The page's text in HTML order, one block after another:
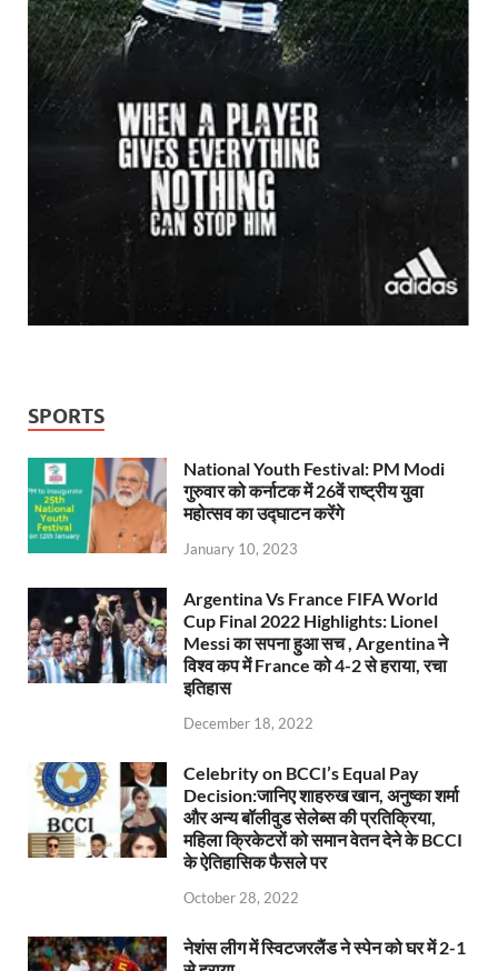
SPORTS
National Youth Festival: PM Modi
गुरुवार को कर्नाटक में 26वें राष्ट्रीय युवा
महोत्सव का उद्घाटन करेंगे
January 10, 2023
Argentina Vs France FIFA World
Cup Final 2022 Highlights: Lionel
Messi का सपना हुआ सच , Argentina ने
विश्व कप में France को 4-2 से हराया, रचा
इतिहास
December 18, 2022
Celebrity on BCCI’s Equal Pay
Decision:जानिए शाहरुख खान, अनुष्का शर्मा
और अन्य बॉलीवुड सेलेब्स की प्रतिक्रिया,
महिला क्रिकेटरों को समान वेतन देने के BCCI
के ऐतिहासिक फैसले पर
October 28, 2022
नेशंस लीग में स्विटजरलैंड ने स्पेन को घर में 2-1